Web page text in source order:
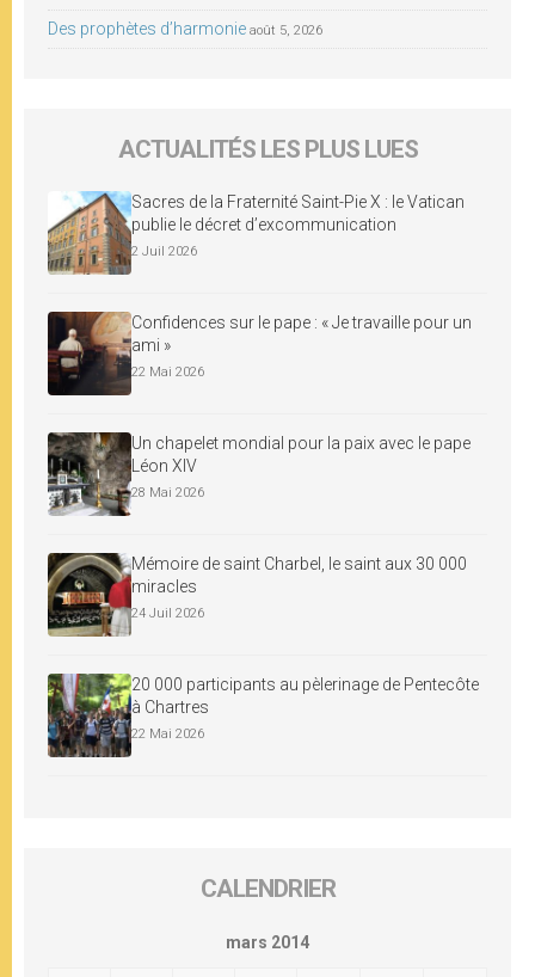
Des prophètes d’harmonie août 5, 2026
ACTUALITÉS LES PLUS LUES
Sacres de la Fraternité Saint-Pie X : le Vatican
publie le décret d’excommunication
2 Juil 2026
Confidences sur le pape : « Je travaille pour un
ami »
22 Mai 2026
Un chapelet mondial pour la paix avec le pape
Léon XIV
28 Mai 2026
Mémoire de saint Charbel, le saint aux 30 000
miracles
24 Juil 2026
20 000 participants au pèlerinage de Pentecôte
à Chartres
22 Mai 2026
CALENDRIER
mars 2014